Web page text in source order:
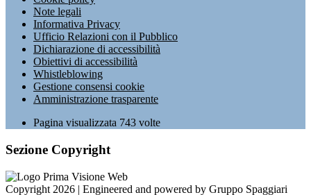
Note legali
Informativa Privacy
Ufficio Relazioni con il Pubblico
Dichiarazione di accessibilità
Obiettivi di accessibilità
Whistleblowing
Gestione consensi cookie
Amministrazione trasparente
Pagina visualizzata 743 volte
Sezione Copyright
Copyright 2026 | Engineered and powered by Gruppo Spaggiari